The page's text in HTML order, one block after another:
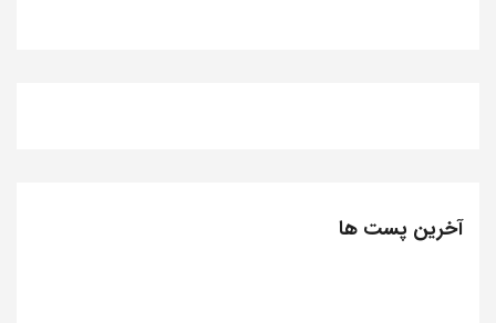
آخرین پست ها